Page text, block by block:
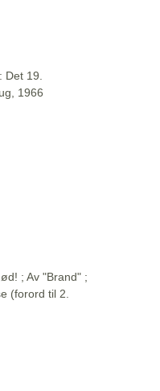
19.
1966
; Av "Brand" ;
(forord til 2.